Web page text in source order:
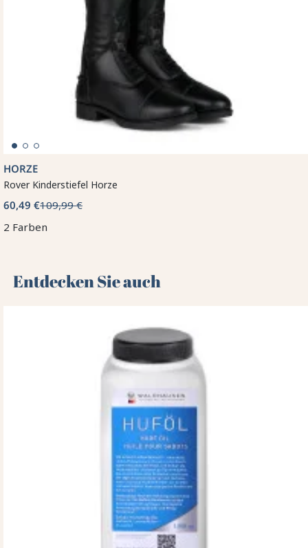
HORZE
Rover Kinderstiefel Horze
60,49 €109,99 €
2 Farben
Entdecken Sie auch 🌻